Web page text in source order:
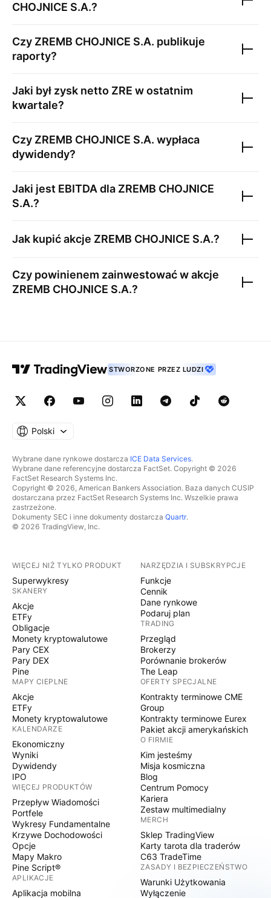
CHOJNICE S.A.?
Czy ZREMB CHOJNICE S.A. publikuje
raporty?
Jaki był zysk netto ZRE w ostatnim
kwartale?
Czy ZREMB CHOJNICE S.A. wypłaca
dywidendy?
Jaki jest EBITDA dla ZREMB CHOJNICE
S.A.?
Jak kupić akcje ZREMB CHOJNICE S.A.?
Czy powinienem zainwestować w akcje
ZREMB CHOJNICE S.A.?
STWORZONE PRZEZ LUDZI
Polski
Wybrane dane rynkowe dostarcza ICE Data Services.
Wybrane dane referencyjne dostarcza FactSet. Copyright © 2026
FactSet Research Systems Inc.
Copyright © 2026, American Bankers Association. Baza danych CUSIP
dostarczana przez FactSet Research Systems Inc. Wszelkie prawa
zastrzeżone.
Dokumenty SEC i inne dokumenty dostarcza Quartr.
© 2026 TradingView, Inc.
WIĘCEJ NIŻ TYLKO PRODUKT
Superwykresy
SKANERY
Akcje
ETFy
Obligacje
Monety kryptowalutowe
Pary CEX
Pary DEX
Pine
MAPY CIEPLNE
Akcje
ETFy
Monety kryptowalutowe
KALENDARZE
Ekonomiczny
Wyniki
Dywidendy
IPO
WIĘCEJ PRODUKTÓW
Przepływ Wiadomości
Portfele
Wykresy Fundamentalne
Krzywe Dochodowości
Opcje
Mapy Makro
Pine Script®
APLIKACJE
Aplikacja mobilna
NARZĘDZIA I SUBSKRYPCJE
Funkcje
Cennik
Dane rynkowe
Podaruj plan
TRADING
Przegląd
Brokerzy
Porównanie brokerów
The Leap
OFERTY SPECJALNE
Kontrakty terminowe CME
Group
Kontrakty terminowe Eurex
Pakiet akcji amerykańskich
O FIRMIE
Kim jesteśmy
Misja kosmiczna
Blog
Centrum Pomocy
Kariera
Zestaw multimedialny
MERCH
Sklep TradingView
Karty tarota dla traderów
C63 TradeTime
ZASADY I BEZPIECZEŃSTWO
Warunki Użytkowania
Wyłączenie